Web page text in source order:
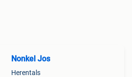
Nonkel Jos
Herentals